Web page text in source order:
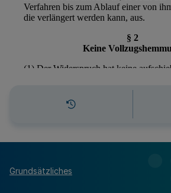
Grundsätzliches